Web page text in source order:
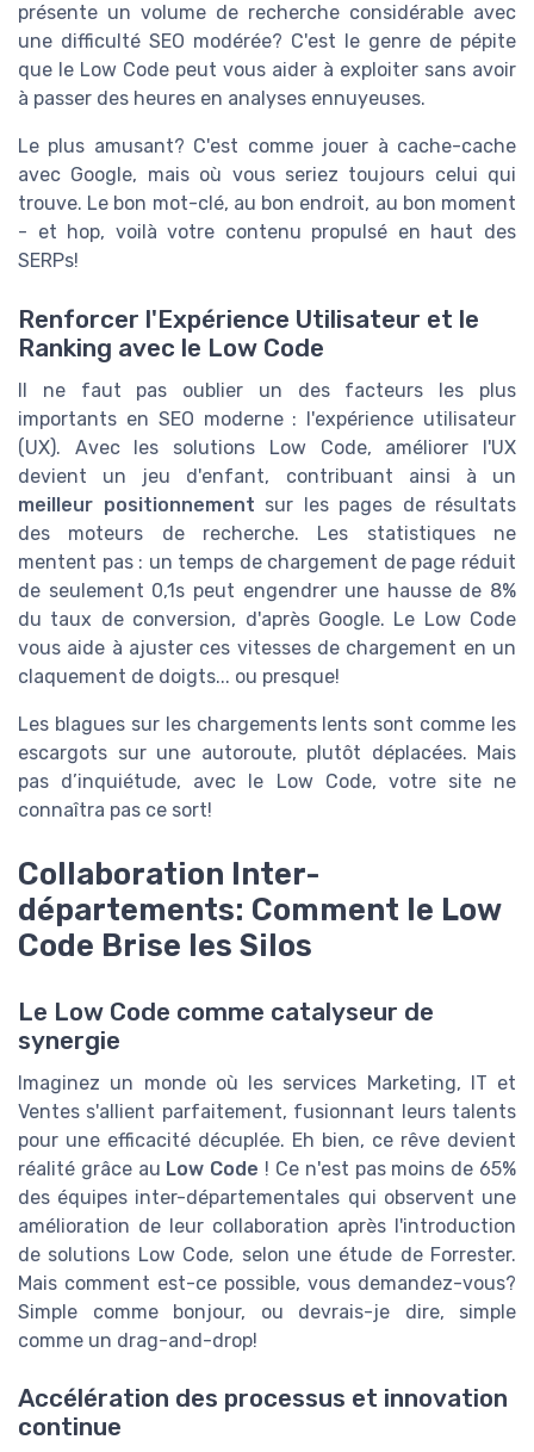
présente un volume de recherche considérable avec
une difficulté SEO modérée? C'est le genre de pépite
que le Low Code peut vous aider à exploiter sans avoir
à passer des heures en analyses ennuyeuses.
Le plus amusant? C'est comme jouer à cache-cache
avec Google, mais où vous seriez toujours celui qui
trouve. Le bon mot-clé, au bon endroit, au bon moment
- et hop, voilà votre contenu propulsé en haut des
SERPs!
Renforcer l'Expérience Utilisateur et le
Ranking avec le Low Code
Il ne faut pas oublier un des facteurs les plus
importants en SEO moderne : l'expérience utilisateur
(UX). Avec les solutions Low Code, améliorer l'UX
devient un jeu d'enfant, contribuant ainsi à un
meilleur positionnement sur les pages de résultats
des moteurs de recherche. Les statistiques ne
mentent pas : un temps de chargement de page réduit
de seulement 0,1s peut engendrer une hausse de 8%
du taux de conversion, d'après Google. Le Low Code
vous aide à ajuster ces vitesses de chargement en un
claquement de doigts... ou presque!
Les blagues sur les chargements lents sont comme les
escargots sur une autoroute, plutôt déplacées. Mais
pas d’inquiétude, avec le Low Code, votre site ne
connaîtra pas ce sort!
Collaboration Inter-
départements: Comment le Low
Code Brise les Silos
Le Low Code comme catalyseur de
synergie
Imaginez un monde où les services Marketing, IT et
Ventes s'allient parfaitement, fusionnant leurs talents
pour une efficacité décuplée. Eh bien, ce rêve devient
réalité grâce au Low Code ! Ce n'est pas moins de 65%
des équipes inter-départementales qui observent une
amélioration de leur collaboration après l'introduction
de solutions Low Code, selon une étude de Forrester.
Mais comment est-ce possible, vous demandez-vous?
Simple comme bonjour, ou devrais-je dire, simple
comme un drag-and-drop!
Accélération des processus et innovation
continue